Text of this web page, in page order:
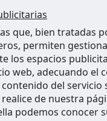
que, bien tratadas
permiten
los espacios
web, adecuando el
del servicio
de nuestra
podemos conocer